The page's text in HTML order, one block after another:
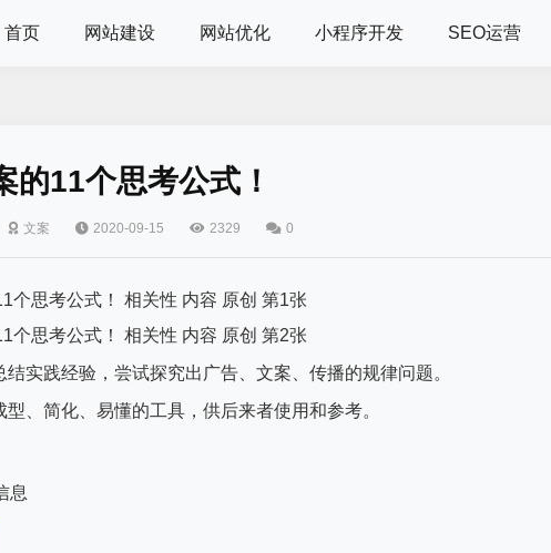
首页 网站建设 网站优化 小程序开发 SEO运营
的11个思考公式！
文案 2020-09-15 2329 0
实践经验，尝试探究出广告、 文案 、传播的规律问题。
、简化、易懂的工具，供后来者使用和参考。
息